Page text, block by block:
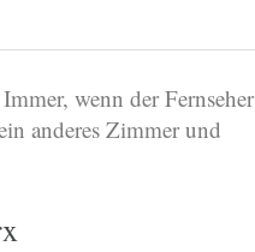
wenn der Fernseher
anderes Zimmer und